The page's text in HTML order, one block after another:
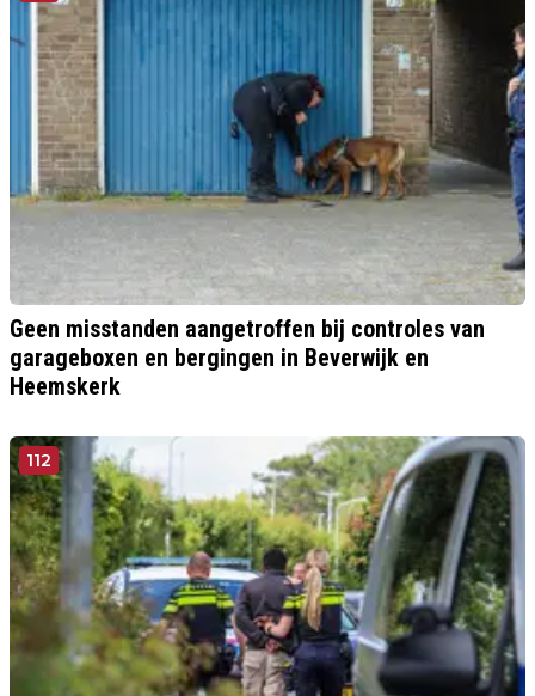
Geen misstanden aangetroffen bij controles van
garageboxen en bergingen in Beverwijk en
Heemskerk
112